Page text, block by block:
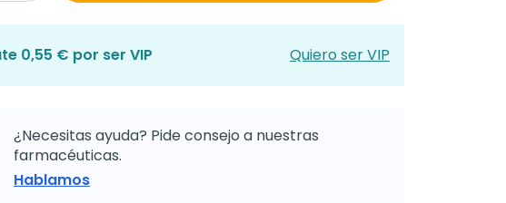
0,55 € por ser VIP Quiero ser VIP
¿Necesitas ayuda? Pide consejo a nuestras
farmacéuticas.
Hablamos